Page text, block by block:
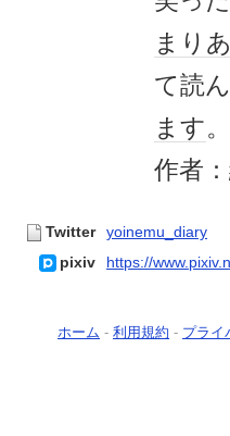
まりあ
て読
ます。
作者
Twitter
yoinemu_diary
pixiv
https://
ホーム - 利用規約 - プライ